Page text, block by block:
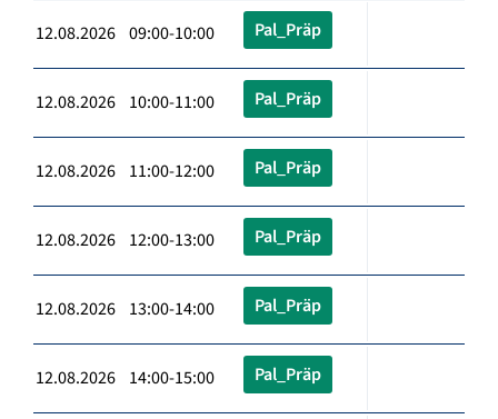
12.08.2026 09:00-10:00 Pal_Präp
12.08.2026 10:00-11:00 Pal_Präp
12.08.2026 11:00-12:00 Pal_Präp
12.08.2026 12:00-13:00 Pal_Präp
12.08.2026 13:00-14:00 Pal_Präp
12.08.2026 14:00-15:00 Pal_Präp